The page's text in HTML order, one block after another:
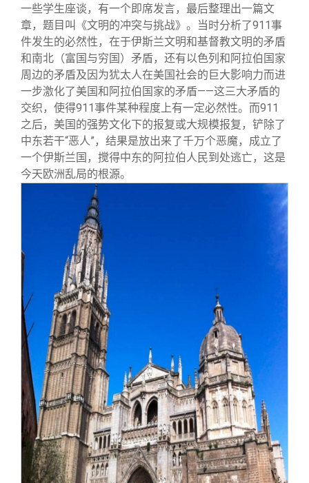
一些学生座谈，有一个即席发言，最后整理出一篇文
章，题目叫《文明的冲突与挑战》。当时分析了911事
件发生的必然性，在于伊斯兰文明和基督教文明的矛盾
和南北（富国与穷国）矛盾，还有以色列和阿拉伯国家
周边的矛盾及因为犹太人在美国社会的巨大影响力而进
一步激化了美国和阿拉伯国家的矛盾——这三大矛盾的
交织，使得911事件某种程度上有一定必然性。而911
之后，美国的强势文化下的报复或大规模报复，铲除了
中东若干“恶人”，结果是放出来了千万个恶魔，成立了
一个伊斯兰国，搅得中东的阿拉伯人民到处逃亡，这是
今天欧洲乱局的根源。